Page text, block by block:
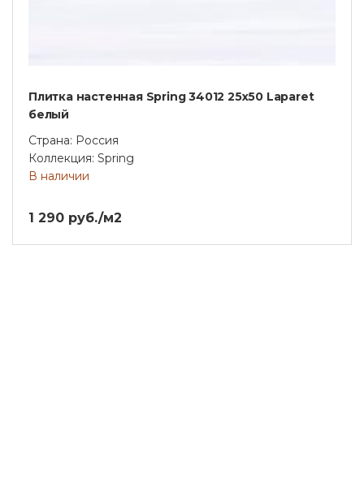
Плитка настенная Spring 34012 25х50 Laparet
белый
Страна: Россия
Коллекция: Spring
В наличии
1 290 руб./м2